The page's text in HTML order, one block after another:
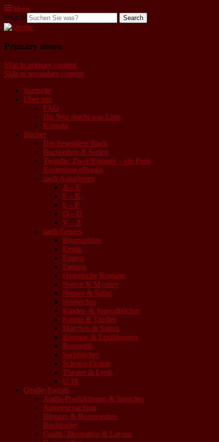
Menu
Qindie
Search
Primary menu
Skip to primary content
Skip to secondary content
Startseite
Über uns
FAQ
Die Wer macht was Liste
Kontakt
Bücher
Das besondere Buch
Buchreihen & Serien
Twindie: Zwei Romane – ein Preis
Kostenlose eBooks
nach AutorInnen
A – E
F – K
L – P
Q – U
V – Z
nach Genres
Biographien
Erotik
Essays
Fantasy
Historische Romane
Horror & Mystery
Humor & Satire
Hörbücher
Kinder- & Jugendbücher
Krimis & Thriller
Märchen & Sagen
Romane & Erzählungen
Romantik
Sachbücher
Science-Fiction
Theater & Lyrik
U 18
Qindie-Partner
Audio-Produktionen & Sprecher
Autorencoaching
Blogger & Rezensenten
Buchtrailer
Grafik, Illustration & Layout